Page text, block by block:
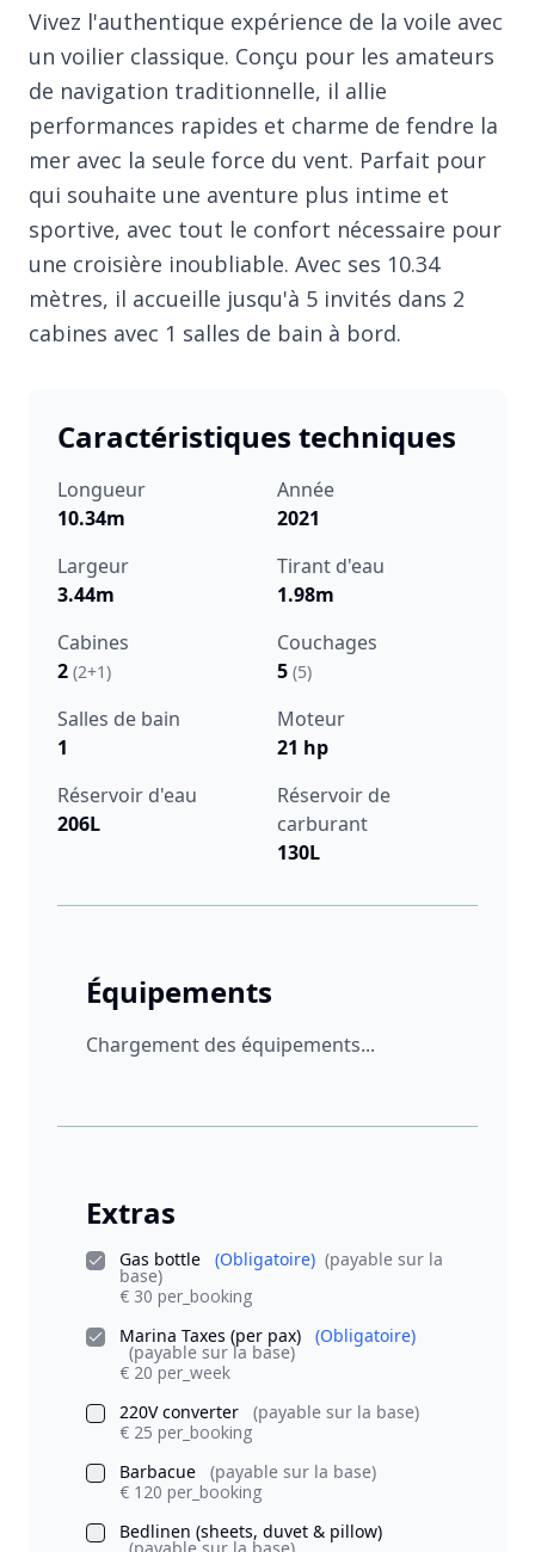
Vivez l'authentique expérience de la voile avec
un voilier classique. Conçu pour les amateurs
de navigation traditionnelle, il allie
performances rapides et charme de fendre la
mer avec la seule force du vent. Parfait pour
qui souhaite une aventure plus intime et
sportive, avec tout le confort nécessaire pour
une croisière inoubliable. Avec ses 10.34
mètres, il accueille jusqu'à 5 invités dans 2
cabines avec 1 salles de bain à bord.
Caractéristiques techniques
Longueur
10.34m
Année
2021
Largeur
3.44m
Tirant d'eau
1.98m
Cabines
2 (2+1)
Couchages
5 (5)
Salles de bain
1
Moteur
21 hp
Réservoir d'eau
206L
Réservoir de
carburant
130L
Équipements
Chargement des équipements...
Extras
Gas bottle (Obligatoire) (payable sur la
base)
€ 30 per_booking
Marina Taxes (per pax)
(Obligatoire)
(payable sur la base)
€ 20 per_week
220V converter
(payable sur la base)
€ 25 per_booking
Barbacue
(payable sur la base)
€ 120 per_booking
Bedlinen (sheets, duvet & pillow)